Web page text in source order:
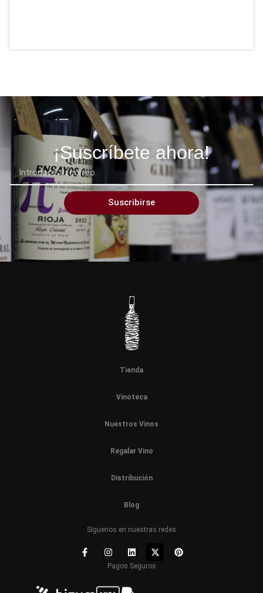
¡Suscríbete ahora!
Suscribirse
Tienda
Vinoteca
Nuestros Vinos
Regalar Vino
Distribución
Blog
Síguenos en nuestras redes
Pagos Seguros